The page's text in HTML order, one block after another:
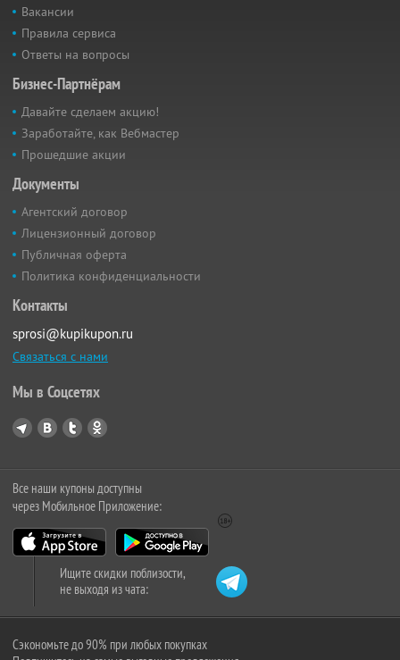
Вакансии
Правила сервиса
Ответы на вопросы
Бизнес-Партнёрам
Давайте сделаем акцию!
Заработайте, как Вебмастер
Прошедшие акции
Документы
Агентский договор
Лицензионный договор
Публичная оферта
Политика конфиденциальности
Контакты
sprosi@kupikupon.ru
Связаться с нами
Мы в Соцсетях
Все наши купоны доступны
через Мобильное Приложение:
Ищите скидки поблизости,
не выходя из чата:
Сэкономьте до 90% при любых покупках